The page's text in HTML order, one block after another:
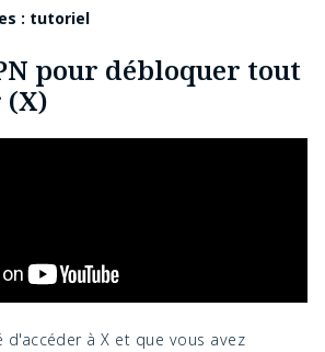
: tutoriel
pour débloquer tout
d'accéder à X et que vous avez